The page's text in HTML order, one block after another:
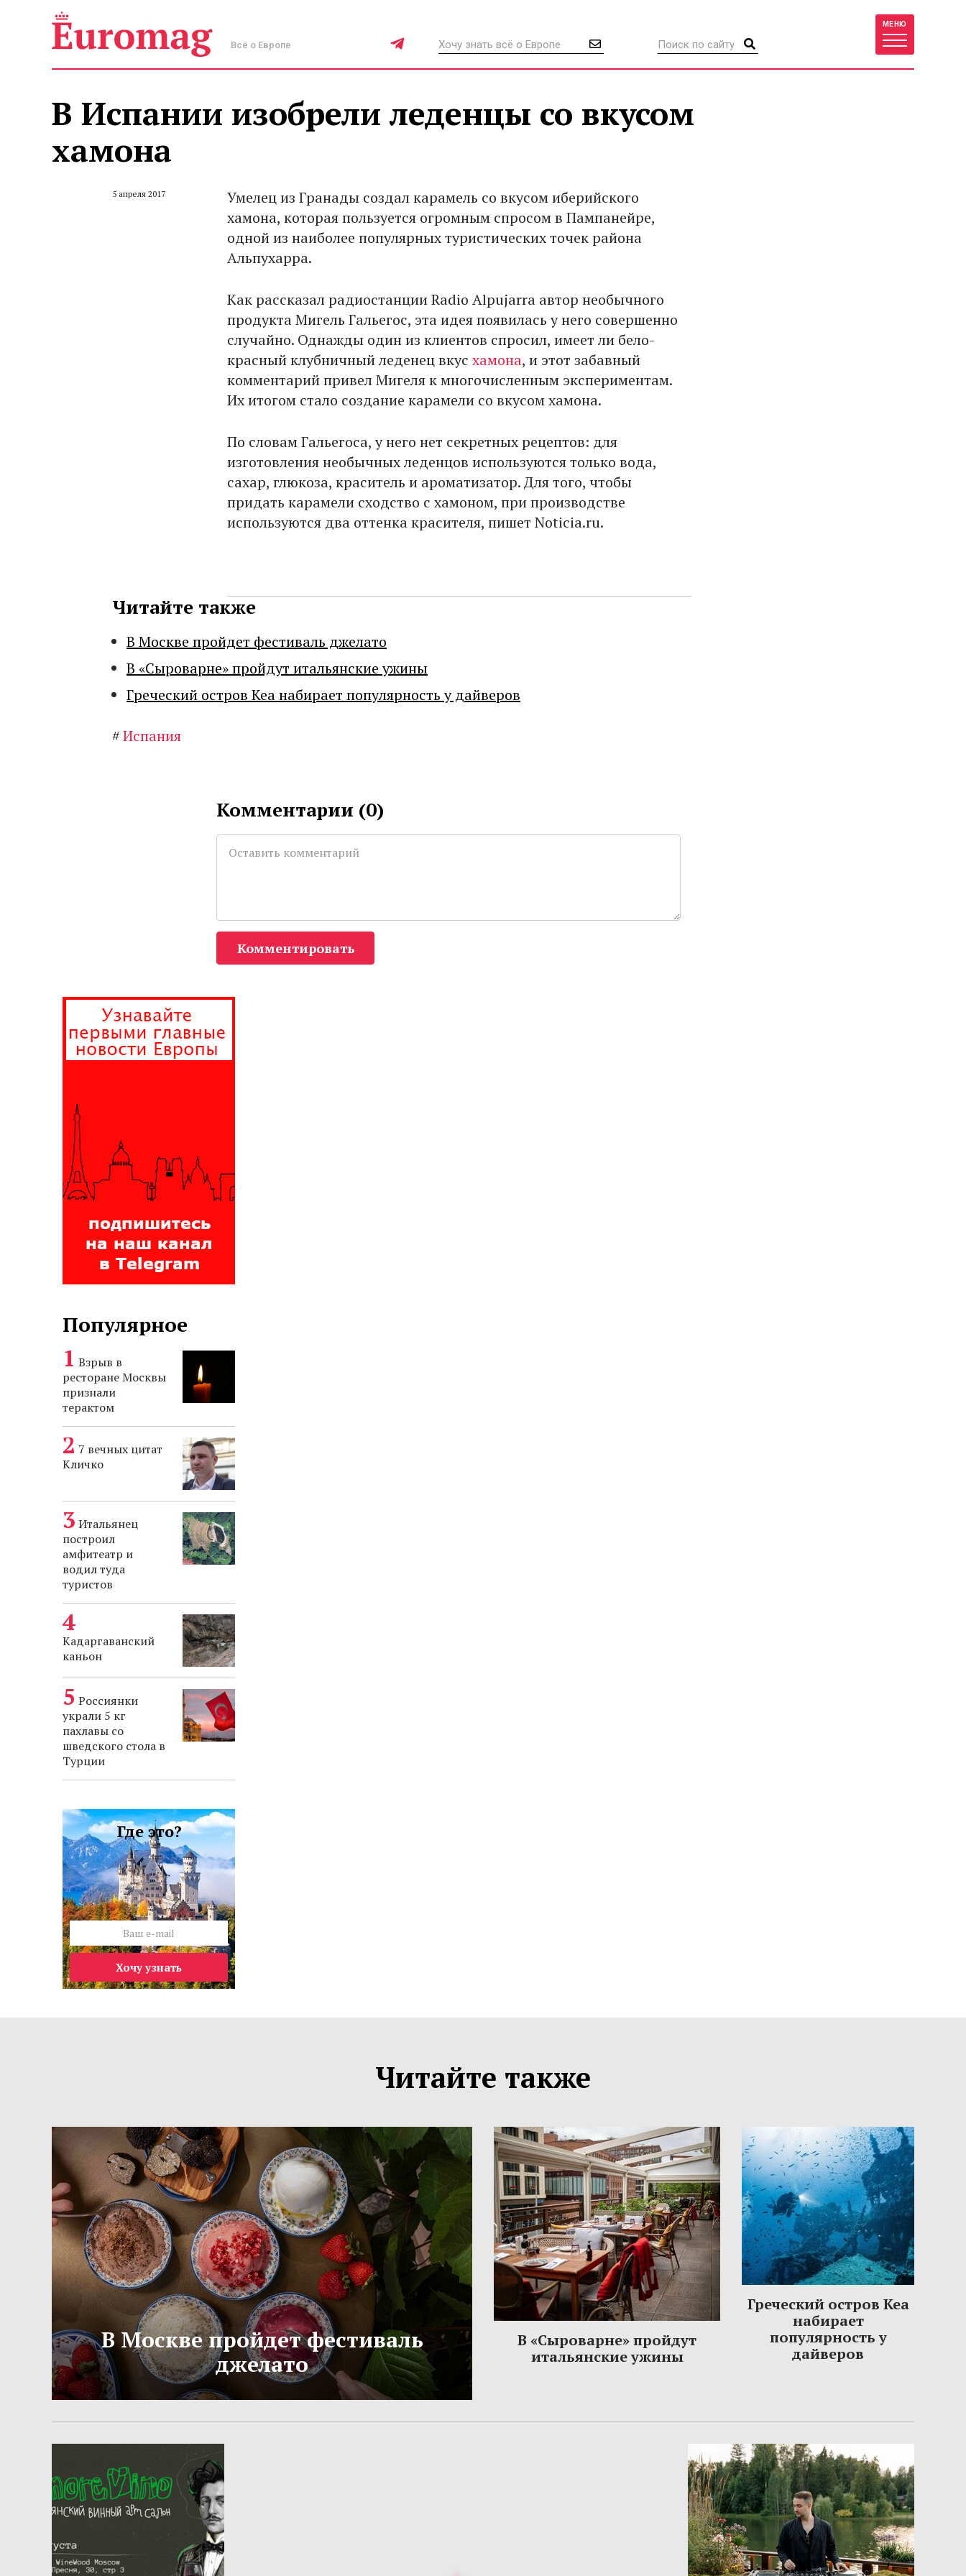
Всё о Европе
МЕНЮ
В Испании изобрели леденцы со вкусом
хамона
5 апреля 2017
Умелец из Гранады создал карамель со вкусом иберийского
хамона, которая пользуется огромным спросом в Пампанейре,
одной из наиболее популярных туристических точек района
Альпухарра.
Как рассказал радиостанции Radio Alpujarra автор необычного
продукта Мигель Гальегос, эта идея появилась у него совершенно
случайно. Однажды один из клиентов спросил, имеет ли бело-
красный клубничный леденец вкус хамона, и этот забавный
комментарий привел Мигеля к многочисленным экспериментам.
Их итогом стало создание карамели со вкусом хамона.
По словам Гальегоса, у него нет секретных рецептов: для
изготовления необычных леденцов используются только вода,
сахар, глюкоза, краситель и ароматизатор. Для того, чтобы
придать карамели сходство с хамоном, при производстве
используются два оттенка красителя, пишет Noticia.ru.
Читайте также
В Москве пройдет фестиваль джелато
В «Сыроварне» пройдут итальянские ужины
Греческий остров Кеа набирает популярность у дайверов
#Испания
Комментарии (0)
Комментировать
Популярное
Взрыв в
ресторане Москвы
признали
терактом
7 вечных цитат
Кличко
Итальянец
построил
амфитеатр и
водил туда
туристов
Кадаргаванский
каньон
Россиянки
украли 5 кг
пахлавы со
шведского стола в
Турции
Где это?
Хочу узнать
Читайте также
В Москве пройдет фестиваль
джелато
В «Сыроварне» пройдут
итальянские ужины
Греческий остров Кеа
набирает
популярность у
дайверов